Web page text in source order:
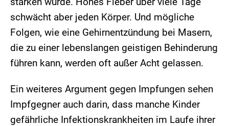
schwächt aber jeden Körper. Und mögliche
Folgen, wie eine Gehirnentzündung bei Masern,
die zu einer lebenslangen geistigen Behinderung
führen kann, werden oft außer Acht gelassen.
Ein weiteres Argument gegen Impfungen sehen
Impfgegner auch darin, dass manche Kinder
gefährliche Infektionskrankheiten im Laufe ihrer